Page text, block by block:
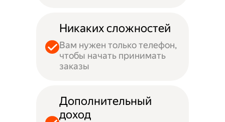
Никаких сложностей
Вам нужен только телефон,
чтобы начать принимать
заказы
Дополнительный
доход